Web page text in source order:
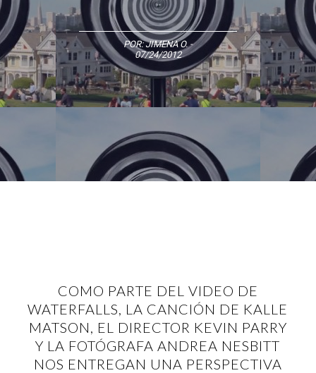
POR:JIMENA O.-
07/24/2012
COMO PARTE DEL VIDEO DE
WATERFALLS, LA CANCIÓN DE KALLE
MATSON, EL DIRECTOR KEVIN PARRY
Y LA FOTÓGRAFA ANDREA NESBITT
NOS ENTREGAN UNA PERSPECTIVA